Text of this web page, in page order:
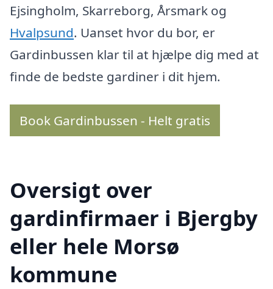
Ejsingholm, Skarreborg, Årsmark og
Hvalpsund. Uanset hvor du bor, er
Gardinbussen klar til at hjælpe dig med at
finde de bedste gardiner i dit hjem.
Book Gardinbussen - Helt gratis
Oversigt over
gardinfirmaer i Bjergby
eller hele Morsø
kommune